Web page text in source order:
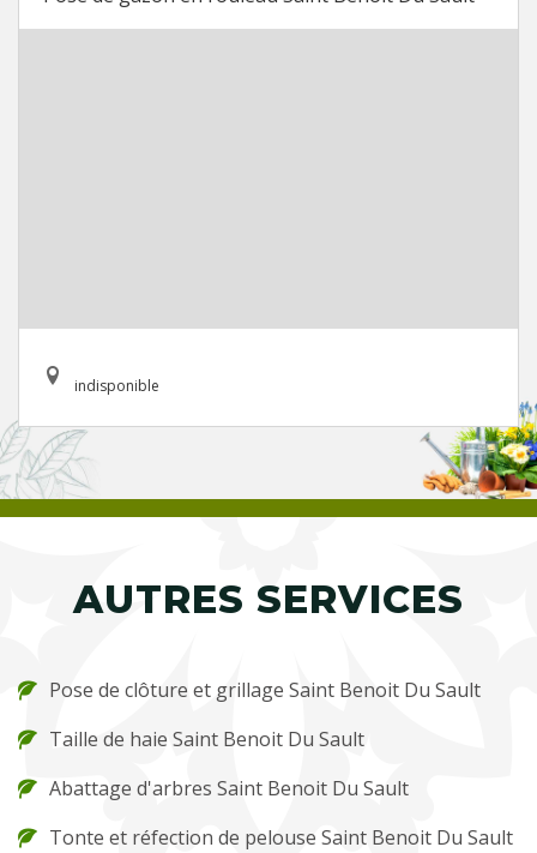
indisponible
AUTRES SERVICES
Pose de clôture et grillage Saint Benoit Du Sault
Taille de haie Saint Benoit Du Sault
Abattage d'arbres Saint Benoit Du Sault
Tonte et réfection de pelouse Saint Benoit Du Sault